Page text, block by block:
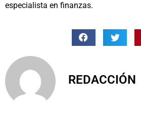
especialista en finanzas.
REDACCIÓN